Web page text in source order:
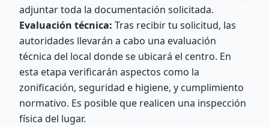
adjuntar toda la documentación solicitada.
Evaluación técnica: Tras recibir tu solicitud, las
autoridades llevarán a cabo una evaluación
técnica del local donde se ubicará el centro. En
esta etapa verificarán aspectos como la
zonificación, seguridad e higiene, y cumplimiento
normativo. Es posible que realicen una inspección
física del lugar.